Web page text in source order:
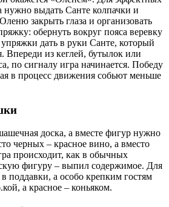
выдать Санте колпачки и
закрыть глаза и организовать
обернуть вокруг пояса веревку
дать в руки Санте, который
Впереди из кеглей, бутылок или
по сигналу игра начинается. Победу
в процесс движения собьют меньше
доска, а вместе фигур нужно
черных – красное вино, а вместо
происходит, как в обычных
фигуру – выпил содержимое. Для
поддавки, а особо крепким гостям
а красное – коньяком.